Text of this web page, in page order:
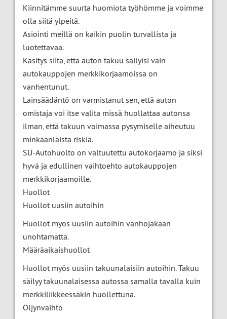
Kiinnitämme suurta huomiota työhömme ja voimme
olla siitä ylpeitä.
Asiointi meillä on kaikin puolin turvallista ja
luotettavaa.
Käsitys siitä, että auton takuu säilyisi vain
autokauppojen merkkikorjaamoissa on
vanhentunut.
Lainsäädäntö on varmistanut sen, että auton
omistaja voi itse valita missä huollattaa autonsa
ilman, että takuun voimassa pysymiselle aiheutuu
minkäänlaista riskiä.
SU-Autohuolto on valtuutettu autokorjaamo ja siksi
hyvä ja edullinen vaihtoehto autokauppojen
merkkikorjaamoille.
Huollot
Huollot uusiin autoihin
Huollot myös uusiin autoihin vanhojakaan
unohtamatta.
Määräaikaishuollot
Huollot myös uusiin takuunalaisiin autoihin. Takuu
säilyy takuunalaisessa autossa samalla tavalla kuin
merkkiliikkeessäkin huollettuna.
Öljynvaihto